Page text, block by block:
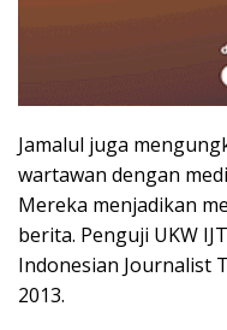
Jamalul juga
wartawan dengan
Mereka menjadikan
berita. Penguji UKW
Indonesian Journalist
2013.